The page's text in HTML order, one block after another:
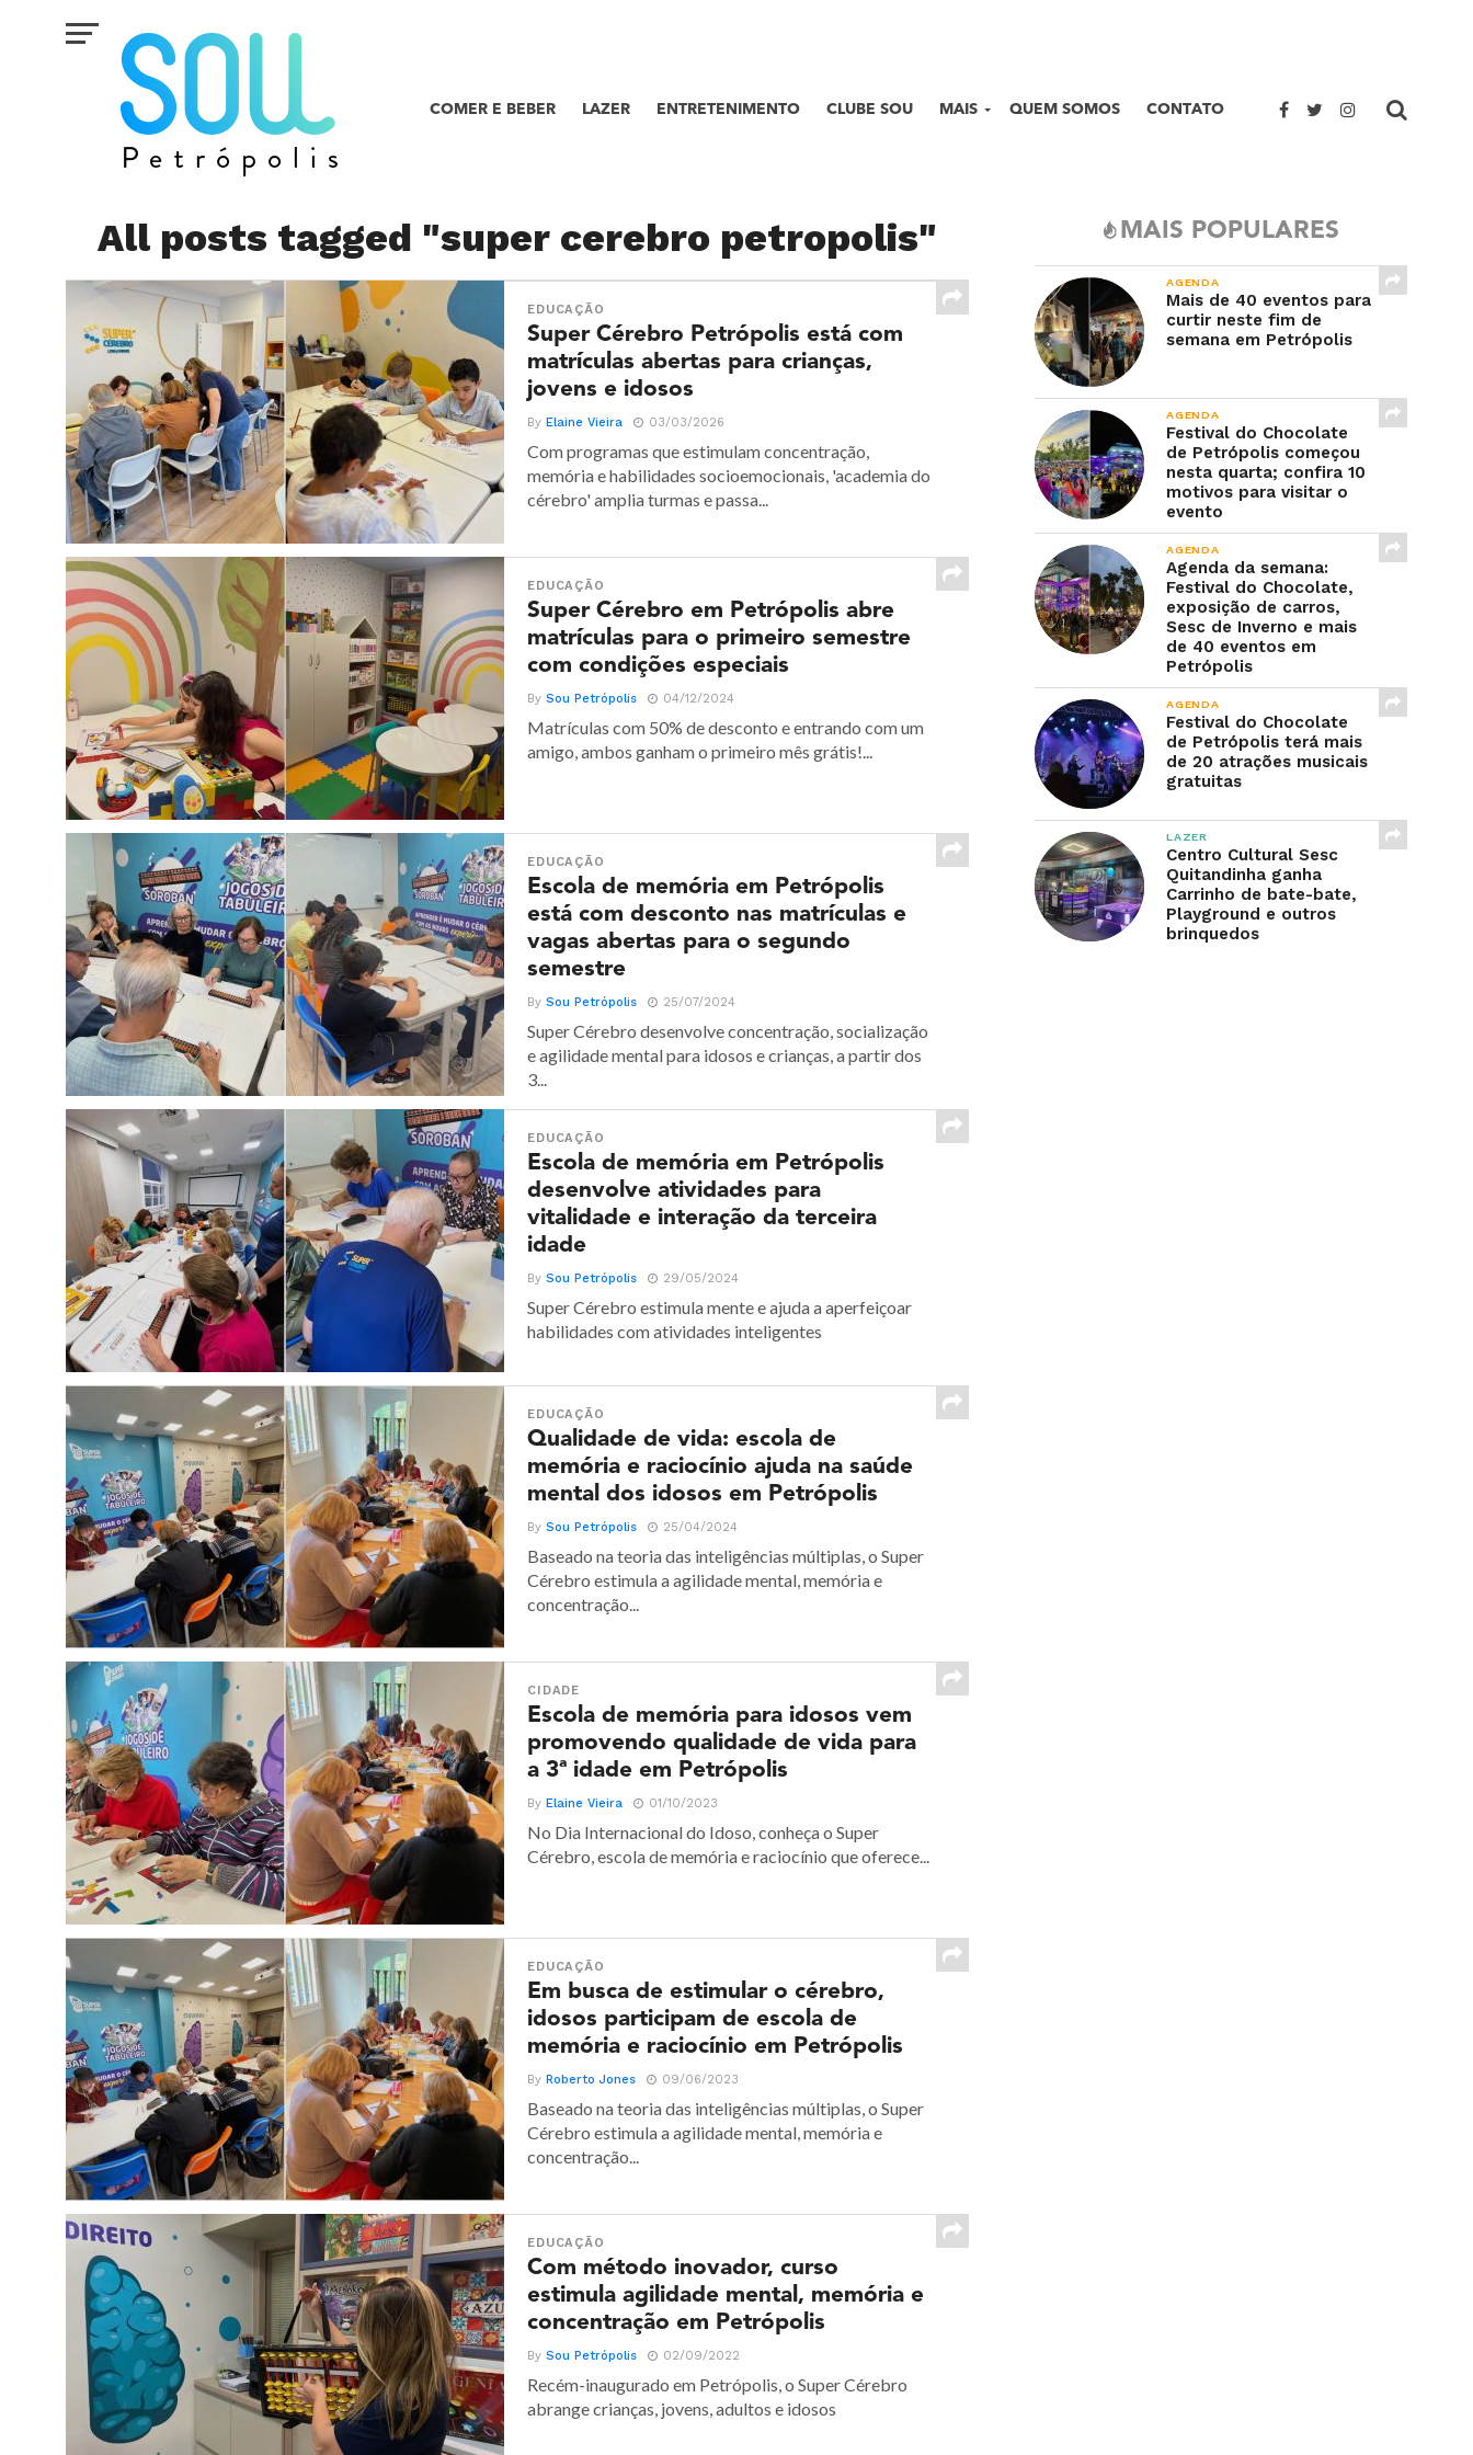
COMER E BEBER LAZER ENTRETENIMENTO CLUBE SOU MAIS QUEM SOMOS CONTATO
All posts tagged "super cerebro petropolis"
EDUCAÇÃO
Super Cérebro Petrópolis está com
matrículas abertas para crianças,
jovens e idosos
ByElaine Vieira 03/03/2026
Com programas que estimulam concentração,
memória e habilidades socioemocionais, 'academia do
cérebro' amplia turmas e passa...
EDUCAÇÃO
Super Cérebro em Petrópolis abre
matrículas para o primeiro semestre
com condições especiais
BySou Petrópolis 04/12/2024
Matrículas com 50% de desconto e entrando com um
amigo, ambos ganham o primeiro mês grátis!...
EDUCAÇÃO
Escola de memória em Petrópolis
está com desconto nas matrículas e
vagas abertas para o segundo
semestre
BySou Petrópolis 25/07/2024
Super Cérebro desenvolve concentração, socialização
e agilidade mental para idosos e crianças, a partir dos
3...
EDUCAÇÃO
Escola de memória em Petrópolis
desenvolve atividades para
vitalidade e interação da terceira
idade
BySou Petrópolis 29/05/2024
Super Cérebro estimula mente e ajuda a aperfeiçoar
habilidades com atividades inteligentes
EDUCAÇÃO
Qualidade de vida: escola de
memória e raciocínio ajuda na saúde
mental dos idosos em Petrópolis
BySou Petrópolis 25/04/2024
Baseado na teoria das inteligências múltiplas, o Super
Cérebro estimula a agilidade mental, memória e
concentração...
CIDADE
Escola de memória para idosos vem
promovendo qualidade de vida para
a 3ª idade em Petrópolis
ByElaine Vieira 01/10/2023
No Dia Internacional do Idoso, conheça o Super
Cérebro, escola de memória e raciocínio que oferece...
EDUCAÇÃO
Em busca de estimular o cérebro,
idosos participam de escola de
memória e raciocínio em Petrópolis
ByRoberto Jones 09/06/2023
Baseado na teoria das inteligências múltiplas, o Super
Cérebro estimula a agilidade mental, memória e
concentração...
EDUCAÇÃO
Com método inovador, curso
estimula agilidade mental, memória e
concentração em Petrópolis
BySou Petrópolis 02/09/2022
Recém-inaugurado em Petrópolis, o Super Cérebro
abrange crianças, jovens, adultos e idosos
MAIS POPULARES
AGENDA
Mais de 40 eventos para
curtir neste fim de
semana em Petrópolis
AGENDA
Festival do Chocolate
de Petrópolis começou
nesta quarta; confira 10
motivos para visitar o
evento
AGENDA
Agenda da semana:
Festival do Chocolate,
exposição de carros,
Sesc de Inverno e mais
de 40 eventos em
Petrópolis
AGENDA
Festival do Chocolate
de Petrópolis terá mais
de 20 atrações musicais
gratuitas
LAZER
Centro Cultural Sesc
Quitandinha ganha
Carrinho de bate-bate,
Playground e outros
brinquedos